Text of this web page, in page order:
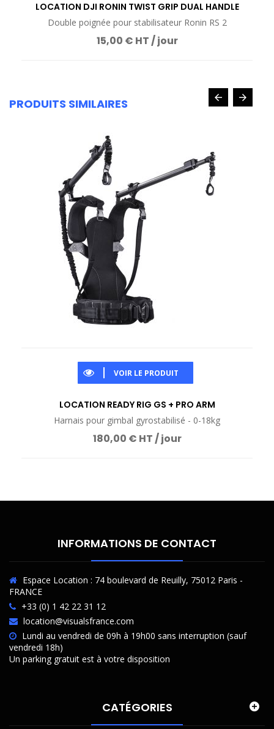
LOCATION DJI RONIN TWIST GRIP DUAL HANDLE
Double poignée pour stabilisateur Ronin RS 2
15,00 € HT / jour
PRODUITS SIMILAIRES
VOIR LE PRODUIT
LOCATION READY RIG GS + PRO ARM
Harnais pour gimbal gyrostabilisé - 0-18kg
180,00 € HT / jour
INFORMATIONS DE CONTACT
Espace Location : 74 boulevard de Reuilly, 75012 Paris -
FRANCE
+33 (0) 1 42 22 31 12
location@visualsfrance.com
Lundi au vendredi de 09h à 19h00 sans interruption (sauf
vendredi 18h)
Un parking gratuit est à votre disposition
CATÉGORIES